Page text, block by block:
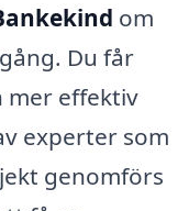
om
Du får
mer effektiv
experter som
genomförs